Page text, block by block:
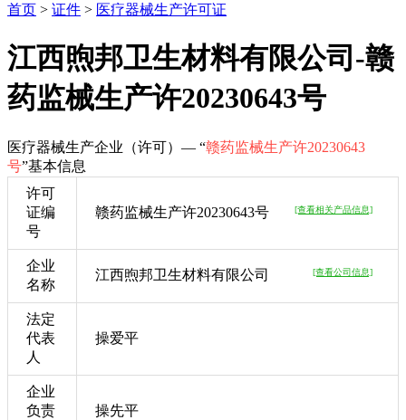
首页 > 证件 > 医疗器械生产许可证
江西煦邦卫生材料有限公司-赣
药监械生产许20230643号
医疗器械生产企业（许可）— “赣药监械生产许20230643
号”基本信息
许可
证编
号
赣药监械生产许20230643号 [查看相关产品信息]
企业
名称
江西煦邦卫生材料有限公司 [查看公司信息]
法定
代表
人
操爱平
企业
负责
操先平